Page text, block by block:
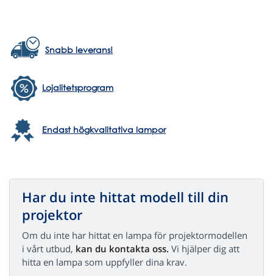
Snabb leverans!
Lojalitetsprogram
Endast högkvalitativa lampor
Har du inte hittat modell till din
projektor
Om du inte har hittat en lampa för projektormodellen
i vårt utbud, kan du kontakta oss. Vi hjälper dig att
hitta en lampa som uppfyller dina krav.